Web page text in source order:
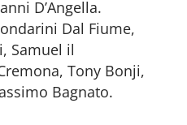
D’Angella.
Dal Fiume,
Samuel il
Tony Bonji,
Bagnato.